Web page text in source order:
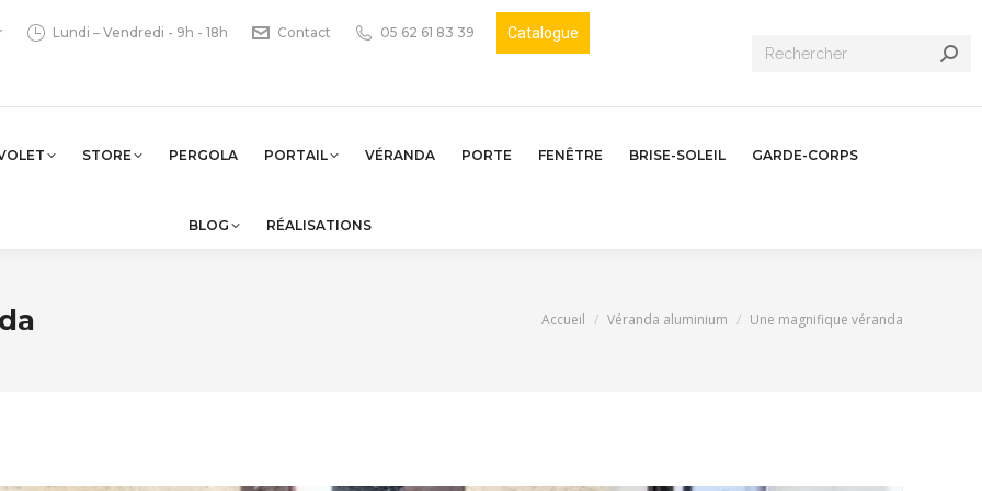
Lundi – Vendredi - 9h - 18h Contact 05 62 61 83 39 Catalogue
Recherche
STORE PERGOLA PORTAIL VÉRANDA PORTE FENÊTRE BRISE-SOLEIL GARDE-CORPS
BLOG RÉALISATIONS
Vous êtes ici :
Accueil Véranda aluminium Une magnifique véranda